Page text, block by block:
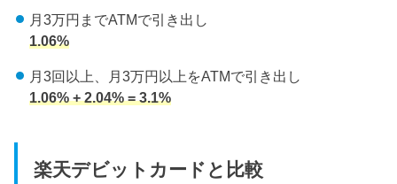
月3万円までATMで引き出し
1.06%
月3回以上、月3万円以上をATMで引き出し
1.06% + 2.04% = 3.1%
楽天デビットカードと比較